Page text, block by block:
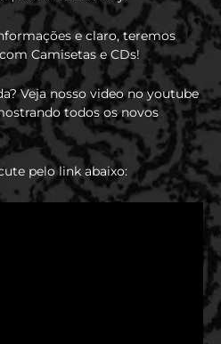
e claro, teremos
Camisetas e CDs!
Veja nosso video no youtube
todos os novos
pelo link abaixo: